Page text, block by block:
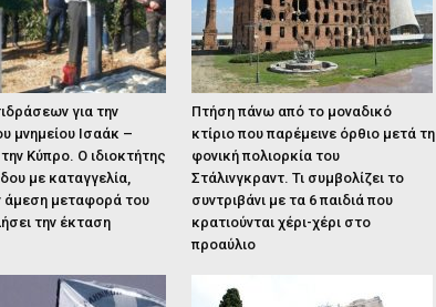
για την
μνημείου Ισαάκ –
Κύπρο. Ο ιδιοκτήτης
με καταγγελία,
άμεση μεταφορά του
την έκταση
Πτήση πάνω από το μοναδικό
κτίριο που παρέμεινε όρθιο μετά τη
φονική πολιορκία του
Στάλινγκραντ. Τι συμβολίζει το
συντριβάνι με τα 6 παιδιά που
κρατιούνται χέρι-χέρι στο
προαύλιο